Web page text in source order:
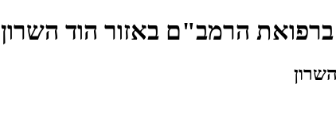
הרמב"ם באזור הוד השרון